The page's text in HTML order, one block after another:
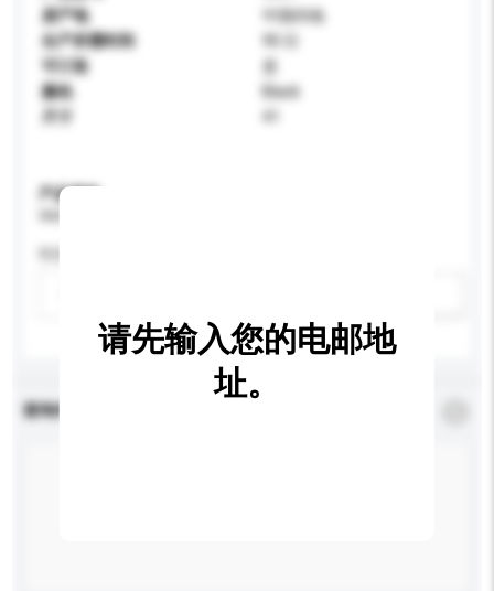
原产地
中国内地
生产所需时间
90 日
可订造
是
颜色
Black
产品规格
查询内容
请先输入您的电邮地
址。